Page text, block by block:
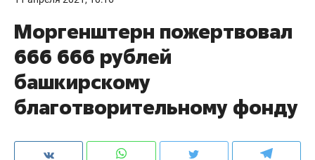
Моргенштерн пожертвовал
666 666 рублей
башкирскому
благотворительному фонду